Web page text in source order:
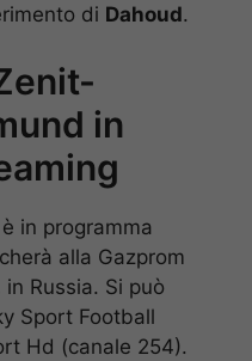
di Dahoud.
in
in programma
alla Gazprom
Russia. Si può
Sport Football
Hd (canale 254).